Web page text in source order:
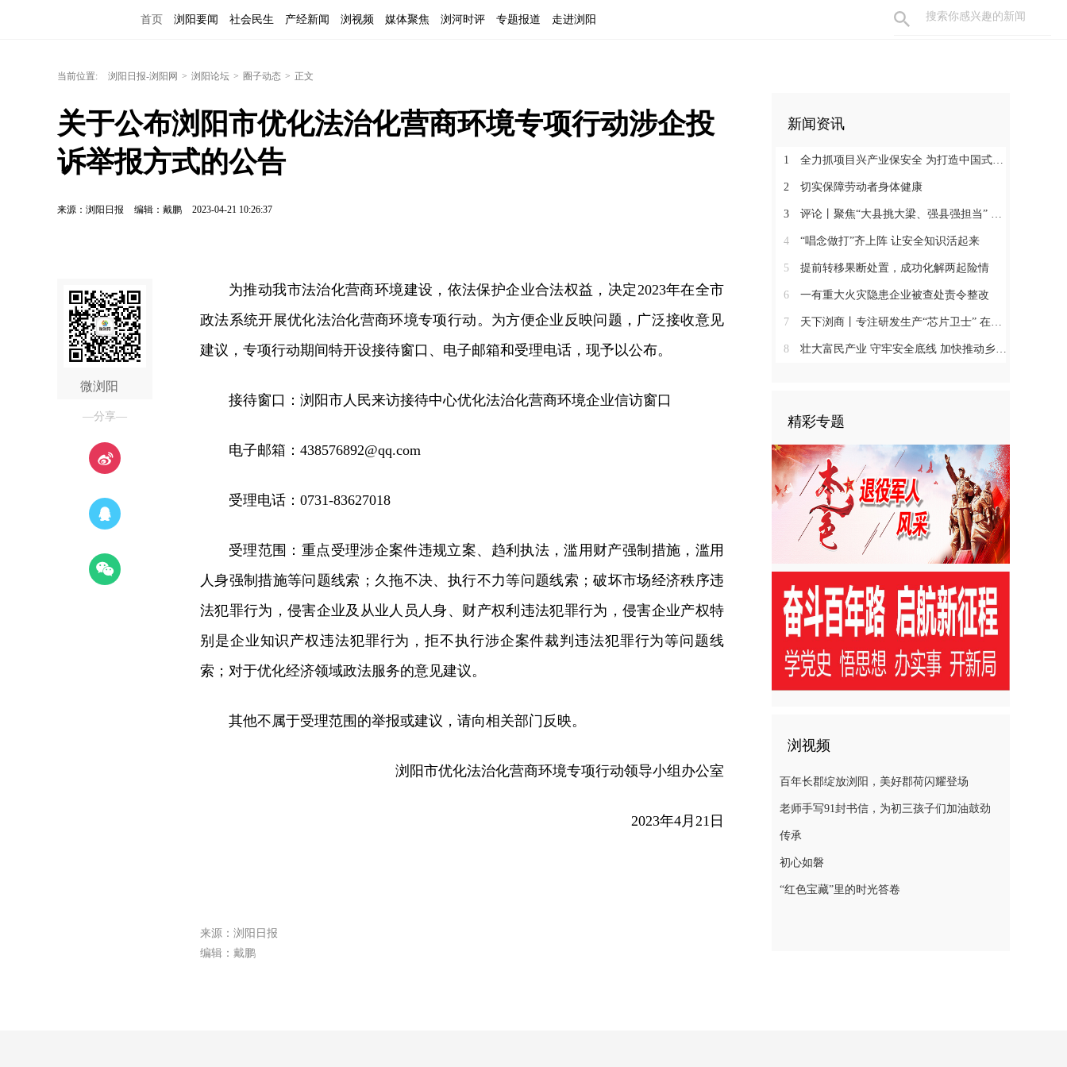
首页 浏阳要闻 社会民生 产经新闻 浏视频 媒体聚焦 浏河时评 专题报道 走进浏阳
当前位置: 浏阳日报-浏阳网 > 浏阳论坛 > 圈子动态 > 正文
关于公布浏阳市优化法治化营商环境专项行动涉企投
诉举报方式的公告
来源：浏阳日报 编辑：戴鹏 2023-04-21 10:26:37
微浏阳
—分享—
为推动我市法治化营商环境建设，依法保护企业合法权益，决定2023年在全市
政法系统开展优化法治化营商环境专项行动。为方便企业反映问题，广泛接收意见
建议，专项行动期间特开设接待窗口、电子邮箱和受理电话，现予以公布。
接待窗口：浏阳市人民来访接待中心优化法治化营商环境企业信访窗口
电子邮箱：438576892@qq.com
受理电话：0731-83627018
受理范围：重点受理涉企案件违规立案、趋利执法，滥用财产强制措施，滥用
人身强制措施等问题线索；久拖不决、执行不力等问题线索；破坏市场经济秩序违
法犯罪行为，侵害企业及从业人员人身、财产权利违法犯罪行为，侵害企业产权特
别是企业知识产权违法犯罪行为，拒不执行涉企案件裁判违法犯罪行为等问题线
索；对于优化经济领域政法服务的意见建议。
其他不属于受理范围的举报或建议，请向相关部门反映。
浏阳市优化法治化营商环境专项行动领导小组办公室
2023年4月21日
来源：浏阳日报
编辑：戴鹏
新闻资讯
1 全力抓项目兴产业保安全 为打造中国式现代化县域示范作出更大贡献
2 切实保障劳动者身体健康
3 评论丨聚焦“大县挑大梁、强县强担当” 保持定力真抓实干奋发作为
4 “唱念做打”齐上阵 让安全知识活起来
5 提前转移果断处置，成功化解两起险情
6 一有重大火灾隐患企业被查处责令整改
7 天下浏商丨专注研发生产“芯片卫士” 在半导体红海中搏出“隐形冠军”
8 壮大富民产业 守牢安全底线 加快推动乡村全面振兴
精彩专题
浏视频
百年长郡绽放浏阳，美好郡荷闪耀登场
老师手写91封书信，为初三孩子们加油鼓劲
传承
初心如磐
“红色宝藏”里的时光答卷